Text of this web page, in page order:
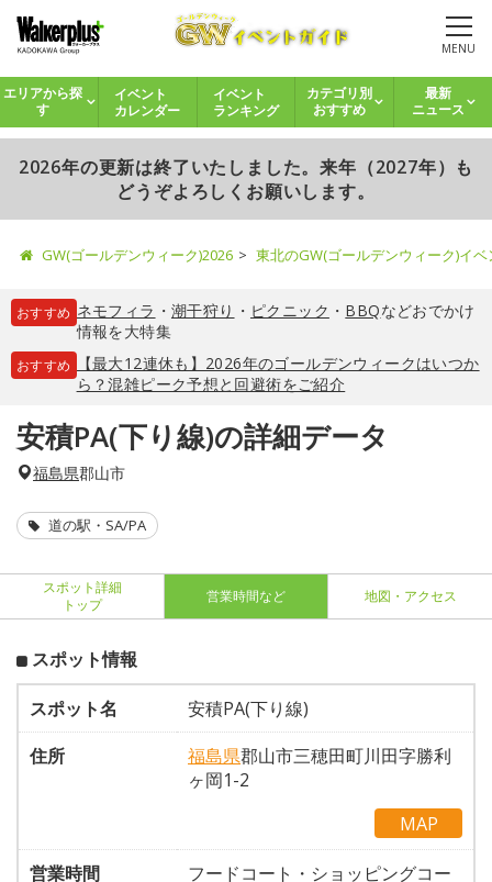
MENU
エリアから探
す
イベント
カレンダー
イベント
ランキング
カテゴリ別
おすすめ
最新
ニュース
2026年の更新は終了いたしました。来年（2027年）も
どうぞよろしくお願いします。
GW(ゴールデンウィーク)2026 東北のGW(ゴールデンウィーク)イ
おすすめ ネモフィラ ・ 潮干狩り ・ ピクニック ・ BBQなどおでかけ
情報を大特集
おすすめ
【最大12連休も】2026年のゴールデンウィークはいつか
ら？混雑ピーク予想と回避術をご紹介
安積PA(下り線)の詳細データ
福島県郡山市
道の駅・SA/PA
スポット詳細
トップ
営業時間など 地図・アクセス
スポット情報
スポット名
安積PA(下り線)
住所
福島県郡山市三穂田町川田字勝利
ヶ岡1-2
MAP
営業時間
フードコート・ショッピングコー